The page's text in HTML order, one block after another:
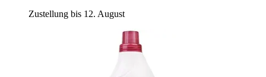
Zustellung bis 12. August